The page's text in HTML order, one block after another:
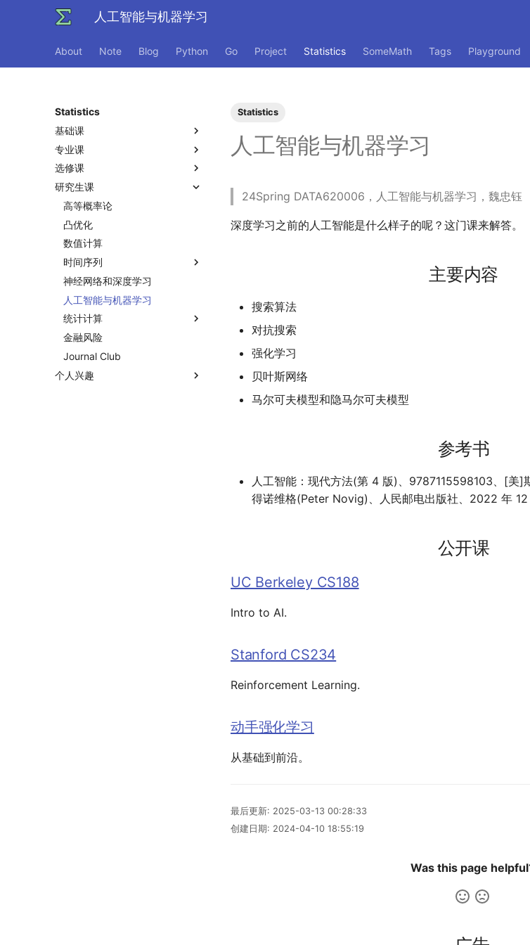
人工智能与机器学习
About Note Blog Python Go Project Statistics SomeMath Tags Playground
Statistics
基础课
数学分析
线性代数
运筹学
概率论与数理统计
大数定律和中心极限定理
统计软件
专业课
统计推断
点估计
假设检验
回归分析
时间序列分析
抽样调查
多元分析
数据降维
随机过程
属性数据分析
非参数统计
选修课
统计计算
数据挖掘
Bagging & Boosting
SVM
树模型
算法导论
数据科学编程基础
数据库与企业数据管理
模式识别和机器学习
人工智能编程框架
OpenMMLab实践
研究生课
高等概率论
凸优化
数值计算
时间序列
条件期望
Kalman滤波
神经网络和深度学习
人工智能与机器学习
统计计算
变分推断
MCMC
金融风险
Journal Club
个人兴趣
Statistics
人工智能与机器学习
24Spring DATA620006，人工智能与机器学习，魏忠钰
深度学习之前的人工智能是什么样子的呢？这门课来解答。
主要内容
搜索算法
对抗搜索
强化学习
贝叶斯网络
马尔可夫模型和隐马尔可夫模型
参考书
人工智能：现代方法(第 4 版)、9787115598103、[美
得诺维格(Peter Novig)、人民邮电出版社、2022 年 12
公开课
UC Berkeley CS188
Intro to AI.
Stanford CS234
Reinforcement Learning.
动手强化学习
从基础到前沿。
最后更新: 2025-03-13 00:28:33
创建日期: 2024-04-10 18:55:19
Was this page